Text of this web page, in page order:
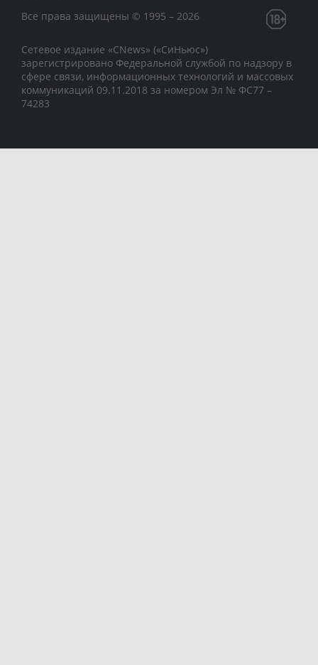
Все права защищены © 1995 – 2026
Сетевое издание «CNews» («СиНьюс»)
зарегистрировано Федеральной службой по надзору в
сфере связи, информационных технологий и массовых
коммуникаций 09.11.2018 за номером Эл № ФС77 –
74283